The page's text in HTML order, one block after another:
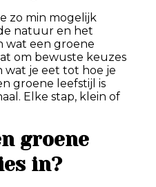
zo min mogelijk
natuur en het
wat een groene
om bewuste keuzes
wat je eet tot hoe je
groene leefstijl is
Elke stap, klein of
groene
in?